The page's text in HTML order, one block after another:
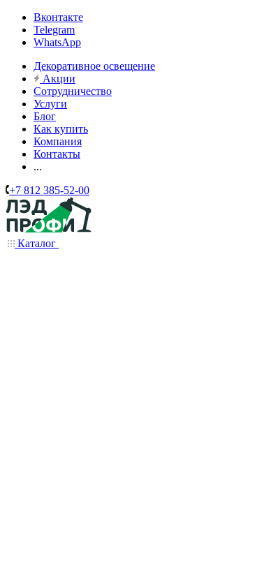
Вконтакте
Telegram
WhatsApp
Декоративное освещение
Акции
Сотрудничество
Услуги
Блог
Как купить
Компания
Контакты
...
+7 812 385-52-00
Каталог